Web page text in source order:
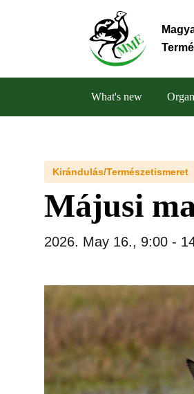
What's new
Kirándulás/Természetismeret
Májusi
2026. May 16., 9:00 -